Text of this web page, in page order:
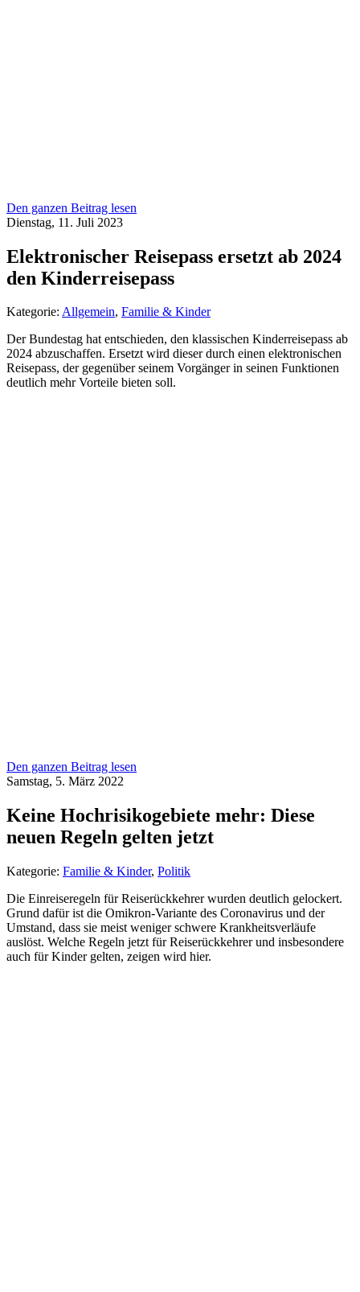
Den ganzen Beitrag lesen
Dienstag, 11. Juli 2023
Elektronischer Reisepass ersetzt ab 2024
den Kinderreisepass
Kategorie: Allgemein, Familie & Kinder
Der Bundestag hat entschieden, den klassischen Kinderreisepass ab
2024 abzuschaffen. Ersetzt wird dieser durch einen elektronischen
Reisepass, der gegenüber seinem Vorgänger in seinen Funktionen
deutlich mehr Vorteile bieten soll.
Den ganzen Beitrag lesen
Samstag, 5. März 2022
Keine Hochrisikogebiete mehr: Diese
neuen Regeln gelten jetzt
Kategorie: Familie & Kinder, Politik
Die Einreiseregeln für Reiserückkehrer wurden deutlich gelockert.
Grund dafür ist die Omikron-Variante des Coronavirus und der
Umstand, dass sie meist weniger schwere Krankheitsverläufe
auslöst. Welche Regeln jetzt für Reiserückkehrer und insbesondere
auch für Kinder gelten, zeigen wird hier.